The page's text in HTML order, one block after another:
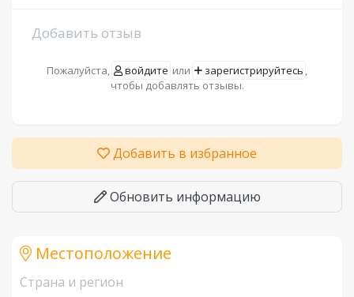
Добавить отзыв
Пожалуйста, войдите или зарегистрируйтесь ,
чтобы добавлять отзывы.
Добавить в избранное
Обновить информацию
Местоположение
Страна и регион